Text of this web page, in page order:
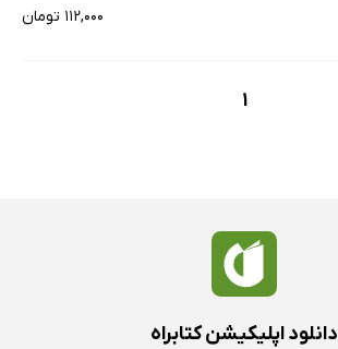
۱۱۲,۰۰۰ تومان
1
دانلود اپلیکیشن کتابراه